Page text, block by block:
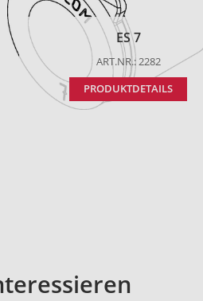
ES 7
ART.NR.: 2282
PRODUKTDETAILS